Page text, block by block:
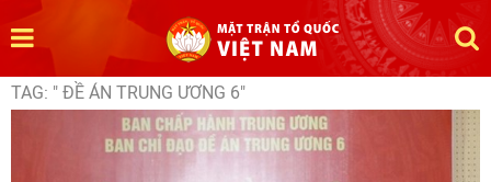
TAG: " ĐỀ ÁN TRUNG ƯƠNG 6"